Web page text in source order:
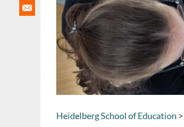
Heidelberg School of Education